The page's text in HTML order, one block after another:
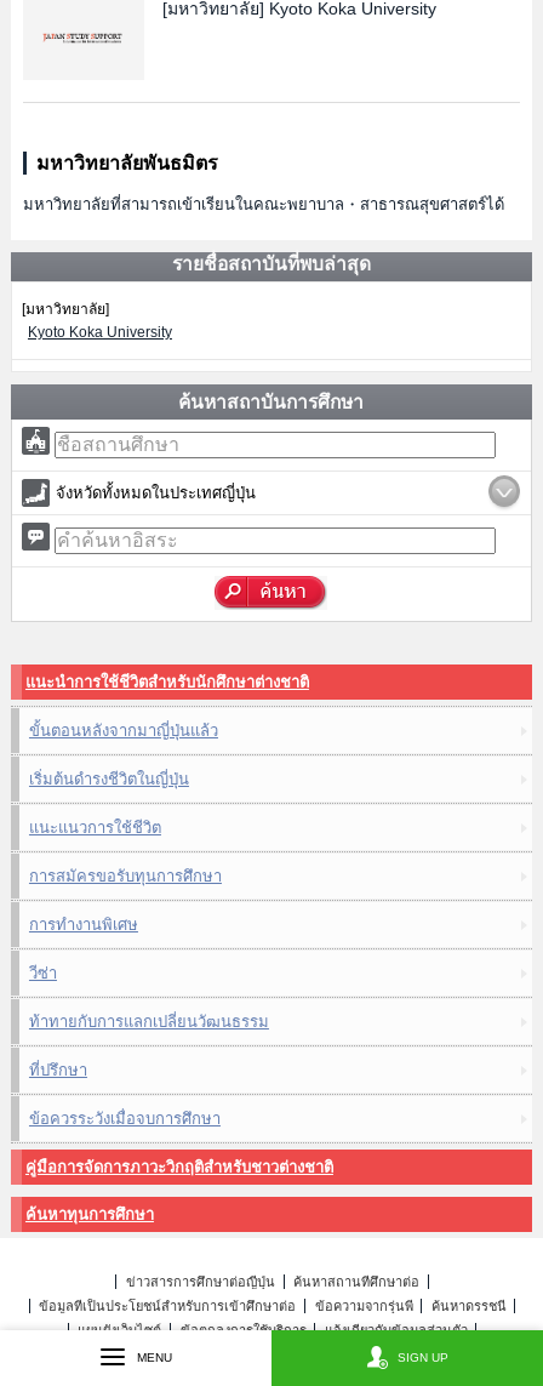
[มหาวิทยาลัย] Kyoto Koka University
มหาวิทยาลัยพันธมิตร
มหาวิทยาลัยที่สามารถเข้าเรียนในคณะพยาบาล・สาธารณสุขศาสตร์ได้
รายชื่อสถาบันที่พบล่าสุด
[มหาวิทยาลัย]
Kyoto Koka University
ค้นหาสถาบันการศึกษา
จังหวัดทั้งหมดในประเทศญี่ปุ่น
แนะนำการใช้ชีวิตสำหรับนักศึกษาต่างชาติ
ขั้นตอนหลังจากมาญี่ปุ่นแล้ว
เริ่มต้นดำรงชีวิตในญี่ปุ่น
แนะแนวการใช้ชีวิต
การสมัครขอรับทุนการศึกษา
การทำงานพิเศษ
วีซ่า
ท้าทายกับการแลกเปลี่ยนวัฒนธรรม
ที่ปรึกษา
ข้อควรระวังเมื่อจบการศึกษา
คู่มือการจัดการภาวะวิกฤติสำหรับชาวต่างชาติ
ค้นหาทุนการศึกษา
ข่าวสารการศึกษาต่อญี่ปุ่น
ค้นหาสถานที่ศึกษาต่อ
ข้อมูลที่เป็นประโยชน์สำหรับการเข้าศึกษาต่อ
ข้อความจากรุ่นพี่
ค้นหาดรรชนี
แผนผังเว็บไซต์
ข้อตกลงการใช้บริการ
แจ้งเกี่ยวกับข้อมูลส่วนตัว
MENU SIGN UP